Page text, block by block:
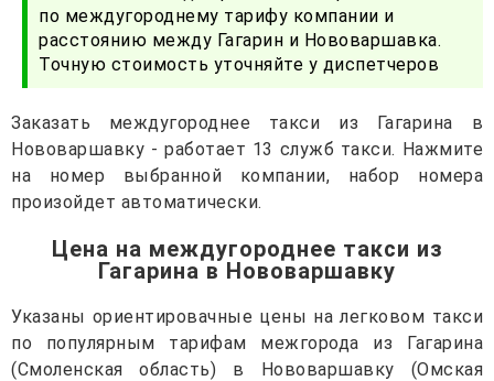
по междугороднему тарифу компании и
расстоянию между Гагарин и Нововаршавка.
Точную стоимость уточняйте у диспетчеров
Заказать междугороднее такси из Гагарина в
Нововаршавку - работает 13 служб такси. Нажмите
на номер выбранной компании, набор номера
произойдет автоматически.
Цена на междугороднее такси из
Гагарина в Нововаршавку
Указаны ориентировачные цены на легковом такси
по популярным тарифам межгорода из Гагарина
(Смоленская область) в Нововаршавку (Омская